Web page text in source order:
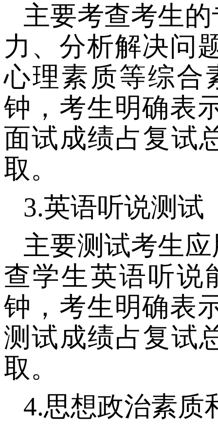
主要考查考生
力、分析解决问
心理素质等综合
钟，考生明确表
面试成绩占复试
取。
3.英语听说测试
主要测试考生
查学生英语听说
钟，考生明确表
测试成绩占复试
取。
4.思想政治素质